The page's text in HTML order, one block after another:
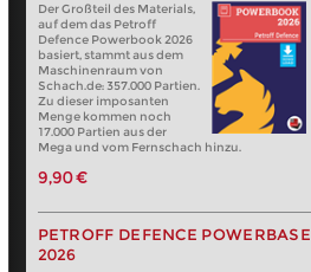
Der Großteil des Materials,
auf dem das Petroff
Defence Powerbook 2026
basiert, stammt aus dem
Maschinenraum von
Schach.de: 357.000 Partien.
Zu dieser imposanten
Menge kommen noch
17.000 Partien aus der
Mega und vom Fernschach hinzu.
9,90 €
PETROFF DEFENCE POWERBASE
2026